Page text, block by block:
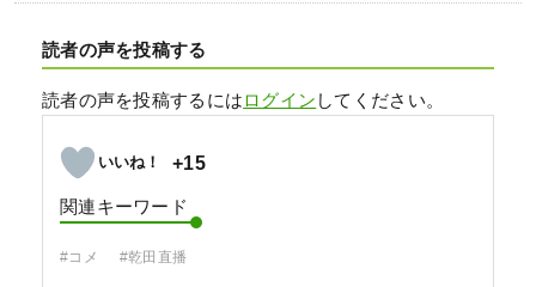
読者の声を投稿する
読者の声を投稿するにはログイン してください。
+15
関連キーワード
#コメ #乾田直播